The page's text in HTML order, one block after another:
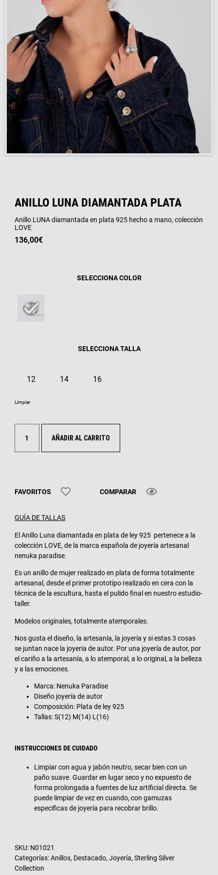
ANILLO LUNA DIAMANTADA PLATA
Anillo LUNA diamantada en plata 925 hecho a mano, colección
LOVE
136,00€
COLOR
TALLA
12 14 16
Limpiar
AÑADIR AL CARRITO
FAVORITOS COMPARAR
GUÍA DE TALLAS
El Anillo Luna diamantada en plata de ley 925 pertenece a la
colección LOVE, de la marca española de joyería artesanal
nenuka paradise.
Es un anillo de mujer realizado en plata de forma totalmente
artesanal, desde el primer prototipo realizado en cera con la
técnica de la escultura, hasta el pulido final en nuestro estudio-
taller.
Modelos originales, totalmente atemporales.
Nos gusta el diseño, la artesanía, la joyería y si estas 3 cosas
se juntan nace la joyeria de autor. Por una joyería de autor, por
el cariño a la artesanía, a lo atemporal, a lo original, a la belleza
y a las emociones.
Marca: Nenuka Paradise
Diseño joyería de autor
Composición: Plata de ley 925
Tallas: S(12) M(14) L(16)
INSTRUCCIONES DE CUIDADO
Limpiar con agua y jabón neutro, secar bien con un
paño suave. Guardar en lugar seco y no expuesto de
forma prolongada a fuentes de luz artificial directa. Se
puede limpiar de vez en cuando, con gamuzas
especificas de joyería para recobrar brillo.
SKU: N01021
Categorías:Anillos, Destacado, Joyería, Sterling Silver
Collection